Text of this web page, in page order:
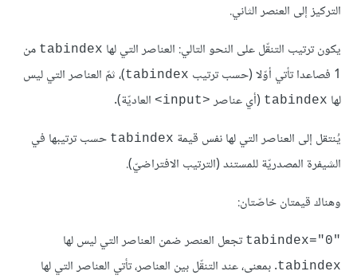
التركيز إلى العنصر الثاني.
يكون ترتيب التنقّل على النحو التالي: العناصر التي لها tabindex من
1 فصاعدا تأتي أوّلا (حسب ترتيب
tabindex)، ثمّ العناصر التي ليس
لها tabindex (أي عناصر <input>
العاديّة).
يُنتقل إلى العناصر التي لها نفس قيمة tabindex حسب ترتيبها في
الشيفرة المصدريّة للمستند (الترتيب الافتراضيّ).
وهناك قيمتان خاصّتان:
tabindex="0"‎ تجعل العنصر ضمن العناصر التي ليس لها
tabindex. بمعنى، عند التنقّل بين العناصر، تأتي العناصر التي لها